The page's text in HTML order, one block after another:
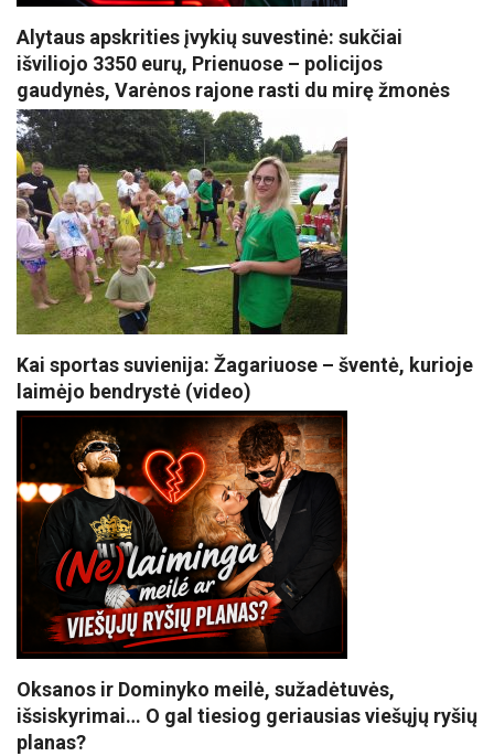
Alytaus apskrities įvykių suvestinė: sukčiai
išviliojo 3350 eurų, Prienuose – policijos
gaudynės, Varėnos rajone rasti du mirę žmonės
Kai sportas suvienija: Žagariuose – šventė, kurioje
laimėjo bendrystė (video)
Oksanos ir Dominyko meilė, sužadėtuvės,
išsiskyrimai… O gal tiesiog geriausias viešųjų ryšių
planas?